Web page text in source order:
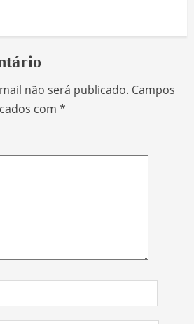
não será publicado. Campos
com *